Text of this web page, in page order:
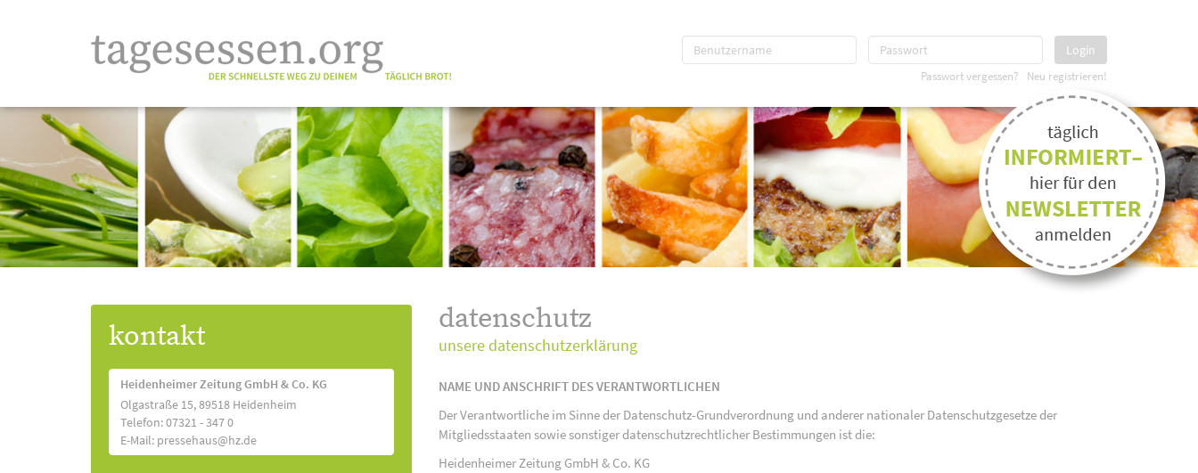
Login
Passwort vergessen? Neu registrieren!
kontakt
Heidenheimer Zeitung GmbH & Co. KG
Olgastraße 15, 89518 Heidenheim
Telefon: 07321 - 347 0
E-Mail: pressehaus@hz.de
datenschutz
unsere datenschutzerklärung
NAME UND ANSCHRIFT DES VERANTWORTLICHEN
Der Verantwortliche im Sinne der Datenschutz-Grundverordnung und anderer nationaler Datenschutzgesetze der
Mitgliedsstaaten sowie sonstiger datenschutzrechtlicher Bestimmungen ist die:
Heidenheimer Zeitung GmbH & Co. KG